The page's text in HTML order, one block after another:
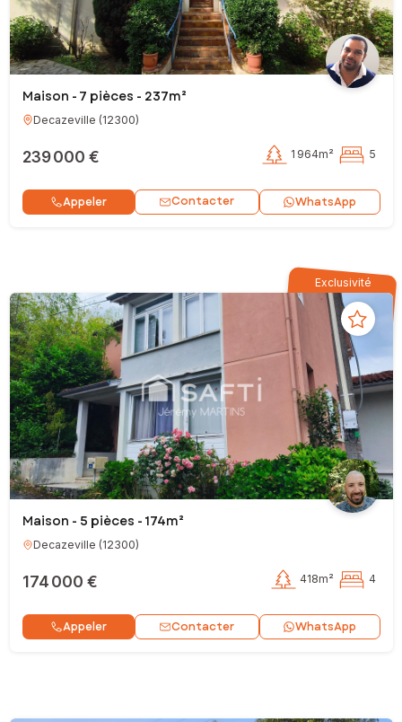
Maison - 7 pièces - 237m²
Decazeville (12300)
239 000 € 1 964m² 5
Appeler Contacter WhatsApp
Exclusivité
Maison - 5 pièces - 174m²
Decazeville (12300)
174 000 € 418m² 4
Appeler Contacter WhatsApp